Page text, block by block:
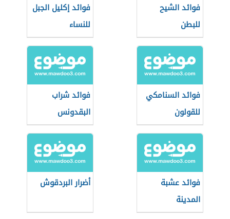
فوائد الشيح
للبطن
فوائد إكليل الجبل
للنساء
فوائد السنامكي
للقولون
فوائد شراب
البقدونس
فوائد عشبة
المدينة
أضرار البردقوش